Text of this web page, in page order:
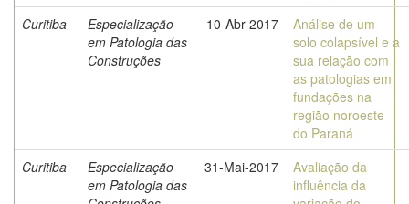
Curitiba
Especialização
em Patologia das
Construções
10-Abr-2017
Análise de um
solo colapsível e a
sua relação com
as patologias em
fundações na
região noroeste
do Paraná
Curitiba
Especialização
em Patologia das
31-Mai-2017
Avaliação da
influência da